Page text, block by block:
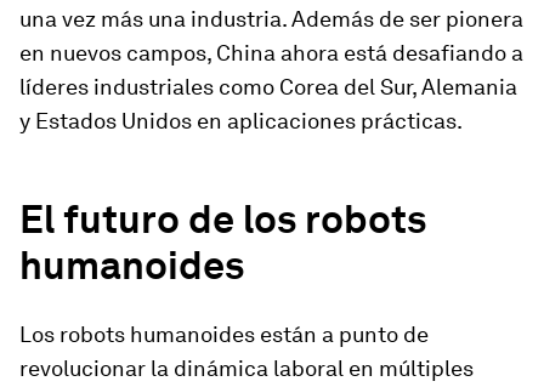
una vez más una industria. Además de ser pionera
en nuevos campos, China ahora está desafiando a
líderes industriales como Corea del Sur, Alemania
y Estados Unidos en aplicaciones prácticas.
El futuro de los robots
humanoides
Los robots humanoides están a punto de
revolucionar la dinámica laboral en múltiples